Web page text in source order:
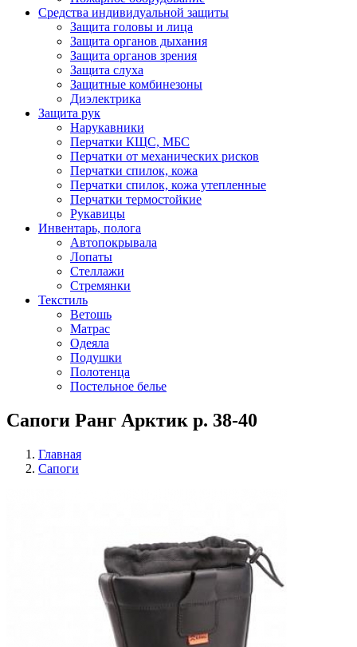
Средства индивидуальной защиты
Защита головы и лица
Защита органов дыхания
Защита органов зрения
Защита слуха
Защитные комбинезоны
Диэлектрика
Защита рук
Нарукавники
Перчатки КЩС, МБС
Перчатки от механических рисков
Перчатки спилок, кожа
Перчатки спилок, кожа утепленные
Перчатки термостойкие
Рукавицы
Инвентарь, полога
Автопокрывала
Лопаты
Стеллажи
Стремянки
Текстиль
Ветошь
Матрас
Одеяла
Подушки
Полотенца
Постельное белье
Сапоги Ранг Арктик р. 38-40
Главная
Сапоги